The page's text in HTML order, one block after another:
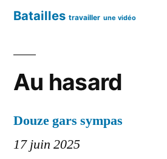
Batailles travailler une vidéo
Au hasard
Douze gars sympas
17 juin 2025